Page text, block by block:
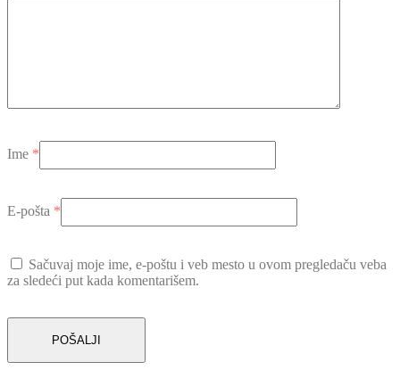
Ime *
E-pošta *
Sačuvaj moje ime, e-poštu i veb mesto u ovom pregledaču veba
za sledeći put kada komentarišem.